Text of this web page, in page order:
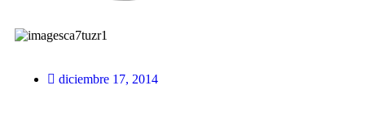
diciembre 17, 2014